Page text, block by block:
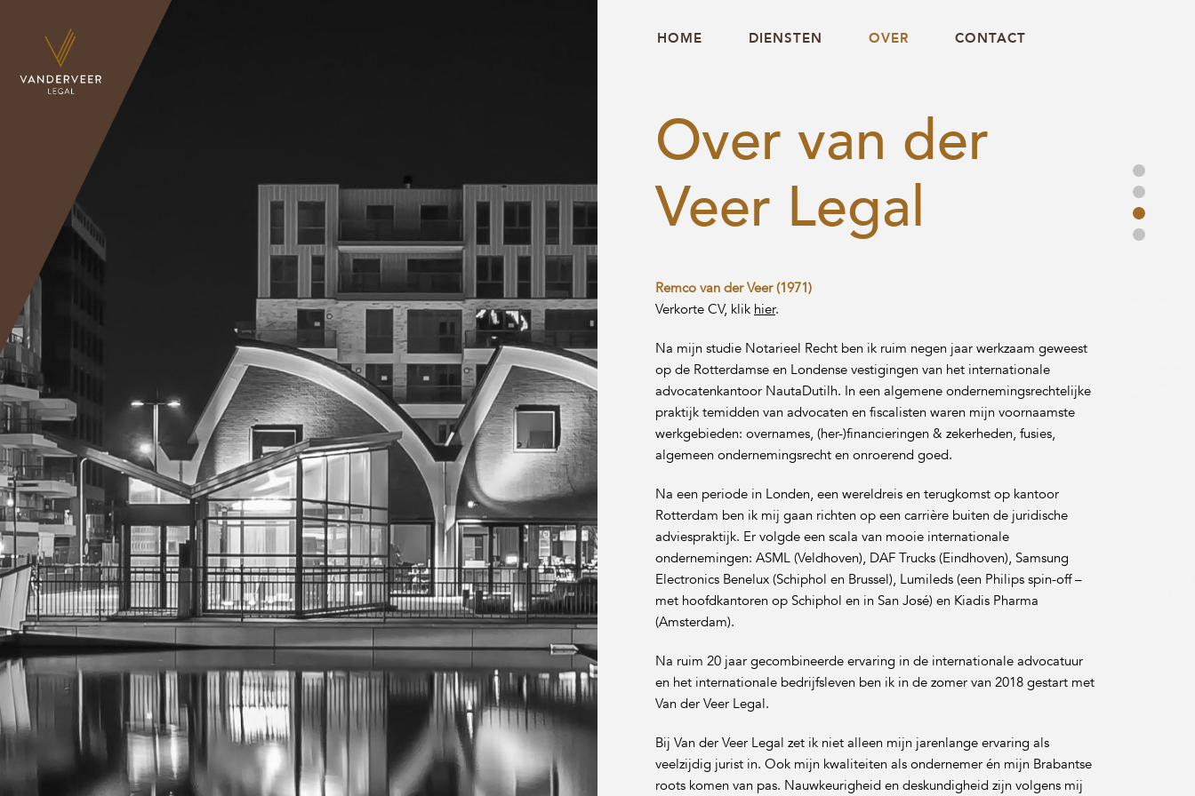
HOME DIENSTEN OVER CONTACT
Over van der
Veer Legal
Remco van der Veer (1971)
Verkorte CV, klik hier.
Na mijn studie Notarieel Recht ben ik ruim negen jaar werkzaam geweest
op de Rotterdamse en Londense vestigingen van het internationale
advocatenkantoor NautaDutilh. In een algemene ondernemingsrechtelijke
praktijk temidden van advocaten en fiscalisten waren mijn voornaamste
werkgebieden: overnames, (her-)financieringen & zekerheden, fusies,
algemeen ondernemingsrecht en onroerend goed.
Na een periode in Londen, een wereldreis en terugkomst op kantoor
Rotterdam ben ik mij gaan richten op een carrière buiten de juridische
adviespraktijk. Er volgde een scala van mooie internationale
ondernemingen: ASML (Veldhoven), DAF Trucks (Eindhoven), Samsung
Electronics Benelux (Schiphol en Brussel), Lumileds (een Philips spin-off –
met hoofdkantoren op Schiphol en in San José) en Kiadis Pharma
(Amsterdam).
Na ruim 20 jaar gecombineerde ervaring in de internationale advocatuur
en het internationale bedrijfsleven ben ik in de zomer van 2018 gestart met
Van der Veer Legal.
Bij Van der Veer Legal zet ik niet alleen mijn jarenlange ervaring als
veelzijdig jurist in. Ook mijn kwaliteiten als ondernemer én mijn Brabantse
roots komen van pas. Nauwkeurigheid en deskundigheid zijn volgens mij